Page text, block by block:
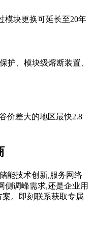
模块更换可延长至20年
护、模块级熔断装置、
价差大的地区最快2.8
能技术创新,服务网络
侧调峰需求,还是企业用
。即刻联系获取专属